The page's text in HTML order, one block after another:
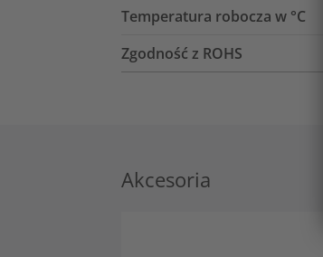
Temperatura robocza w °C
Zgodność z ROHS
Akcesoria